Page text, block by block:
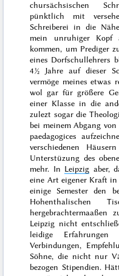
chursächsischen
pünktlich mit
Schreiberei in die
mein unruhiger Kopf
kommen, um Prediger
eines Dorfschullehrers
4½ Jahre auf dieser
vermöge meines etwas
wol gar für größere
einer Klasse in die
zulezt sogar die
bei meinem Abgang
paedagogices
verschiedenen
Unterstüzung des
mehr. In Leipzig aber,
eine Art eigener Kraft
einige Semester den
Hohenthalischen
Leipzig nicht
leidige
Verbindungen,
Söhne, die nicht nur
bezogen Stipendien.